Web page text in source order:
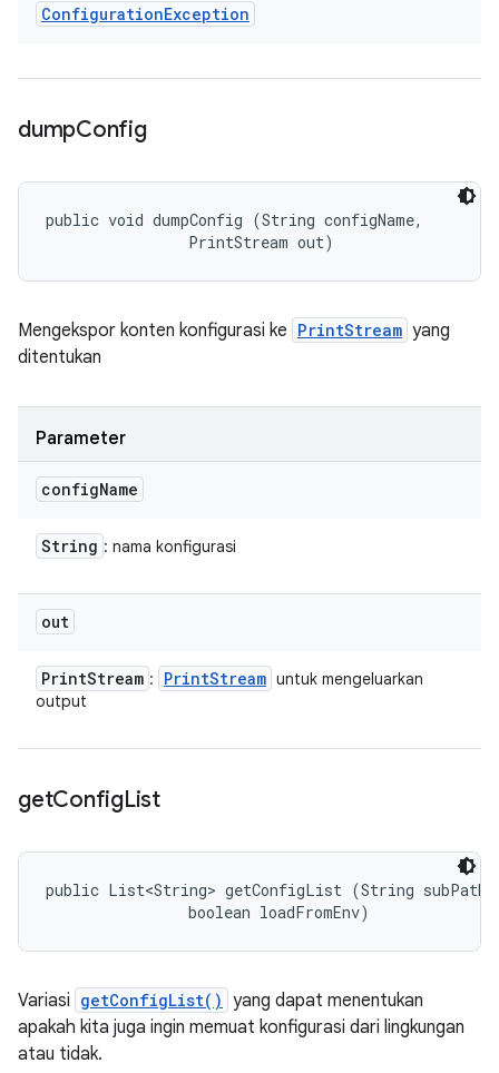
ConfigurationException
dumpConfig
public void dumpConfig (String configName,
                PrintStream out)
Mengekspor konten konfigurasi ke PrintStream yang
ditentukan
Parameter
configName
String : nama konfigurasi
out
PrintStream : PrintStream untuk mengeluarkan
output
getConfigList
public List<String> getConfigList (String
                boolean loadFromEnv)
Variasi getConfigList() yang dapat menentukan
apakah kita juga ingin memuat konfigurasi dari lingkungan
atau tidak.